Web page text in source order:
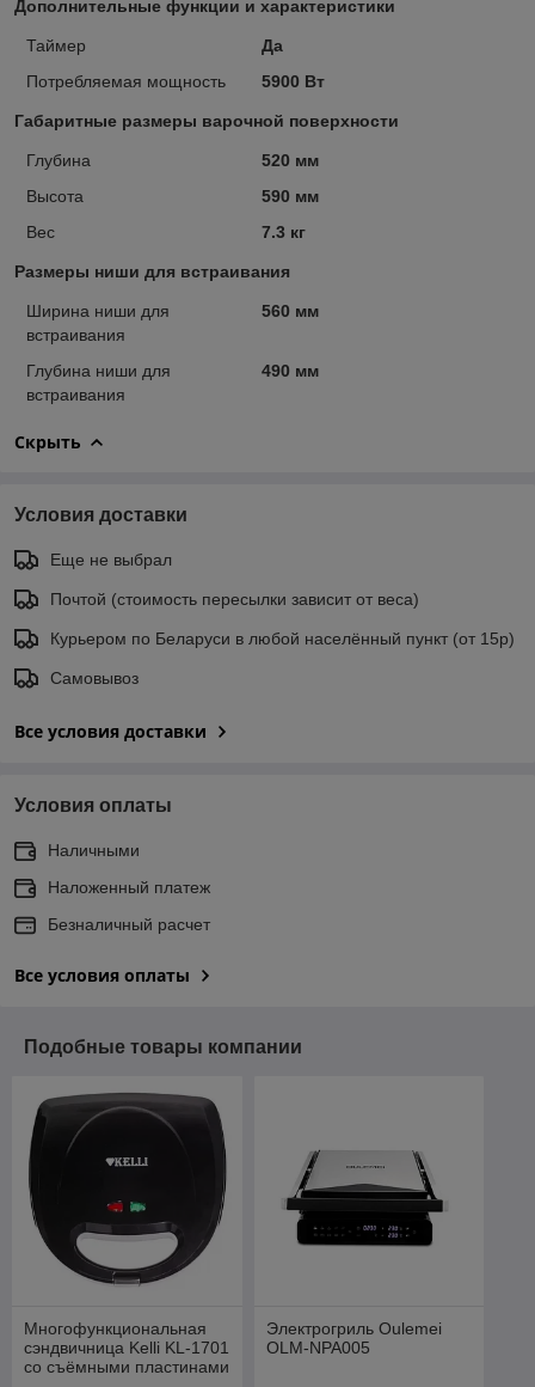
Дополнительные функции и характеристики
Таймер
Да
Потребляемая мощность
5900 Вт
Габаритные размеры варочной поверхности
Глубина
520 мм
Высота
590 мм
Вес
7.3 кг
Размеры ниши для встраивания
Ширина ниши для
встраивания
560 мм
Глубина ниши для
встраивания
490 мм
Скрыть
Условия доставки
Еще не выбрал
Почтой (стоимость пересылки зависит от веса)
Курьером по Беларуси в любой населённый пункт (от 15р)
Самовывоз
Все условия доставки
Условия оплаты
Наличными
Наложенный платеж
Безналичный расчет
Все условия оплаты
Подобные товары компании
Многофункциональная
сэндвичница Kelli KL-1701
со съёмными пластинами
Электрогриль Oulemei
OLM-NPA005